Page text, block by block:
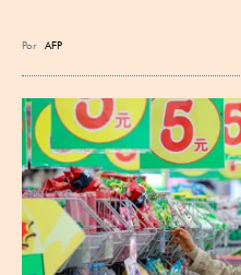
Por AFP